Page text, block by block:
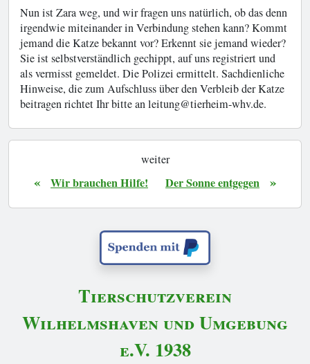
Nun ist Zara weg, und wir fragen uns natürlich, ob das denn
irgendwie miteinander in Verbindung stehen kann? Kommt
jemand die Katze bekannt vor? Erkennt sie jemand wieder?
Sie ist selbstverständlich gechippt, auf uns registriert und
als vermisst gemeldet. Die Polizei ermittelt. Sachdienliche
Hinweise, die zum Aufschluss über den Verbleib der Katze
beitragen richtet Ihr bitte an leitung@tierheim-whv.de.
weiter
« Wir brauchen Hilfe! Der Sonne entgegen »
Tierschutzverein
Wilhelmshaven und Umgebung
e.V. 1938